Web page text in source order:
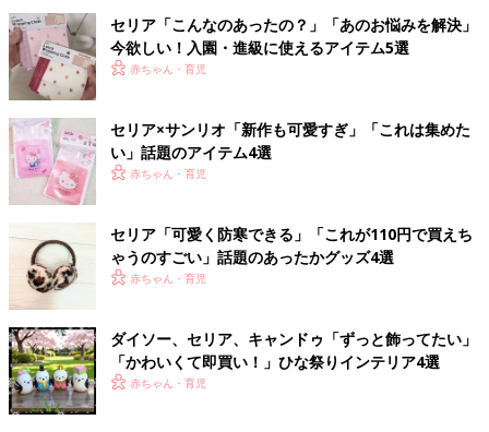
セリア「こんなのあったの？」「あのお悩みを解決」
今欲しい！入園・進級に使えるアイテム5選
赤ちゃん・育児
セリア×サンリオ「新作も可愛すぎ」「これは集めた
い」話題のアイテム4選
赤ちゃん・育児
セリア「可愛く防寒できる」「これが110円で買えち
ゃうのすごい」話題のあったかグッズ4選
赤ちゃん・育児
ダイソー、セリア、キャンドゥ「ずっと飾ってたい」
「かわいくて即買い！」ひな祭りインテリア4選
赤ちゃん・育児